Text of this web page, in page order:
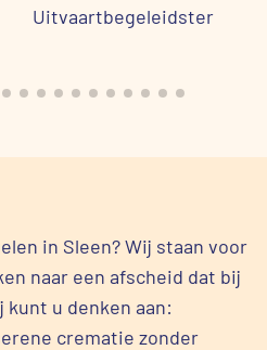
Uitvaartbegeleidster
in Sleen? Wij staan voor
naar een afscheid dat bij
u denken aan:
crematie zonder